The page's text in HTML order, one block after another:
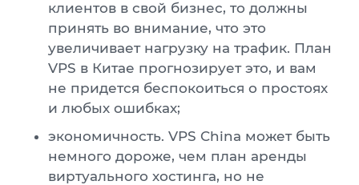
клиентов в свой бизнес, то должны
принять во внимание, что это
увеличивает нагрузку на трафик. План
VPS в Китае прогнозирует это, и вам
не придется беспокоиться о простоях
и любых ошибках;
экономичность. VPS China может быть
немного дороже, чем план аренды
виртуального хостинга, но не